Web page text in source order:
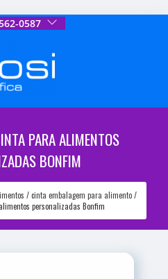
0587
PARA ALIMENTOS
BONFIM
cinta embalagem para alimento
personalizadas Bonfim